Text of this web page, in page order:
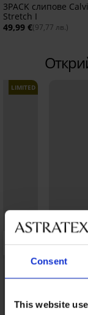
Consent
This website
3PACK слипове
Stretch I
49,99 €(97,77 лв.)
LIMITED